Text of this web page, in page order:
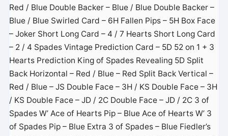
Red / Blue Double Backer – Blue / Blue Double Backer –
Blue / Blue Swirled Card – 6H Fallen Pips – 5H Box Face
– Joker Short Long Card – 4 / 7 Hearts Short Long Card
– 2 / 4 Spades Vintage Prediction Card – 5D 52 on 1 + 3
Hearts Prediction King of Spades Revealing 5D Split
Back Horizontal – Red / Blue – Red Split Back Vertical –
Red / Blue – JS Double Face – 3H / KS Double Face – 3H
/ KS Double Face – JD / 2C Double Face – JD / 2C 3 of
Spades W’ Ace of Hearts Pip – Blue Ace of Hearts W’ 3
of Spades Pip – Blue Extra 3 of Spades – Blue Fiedler’s